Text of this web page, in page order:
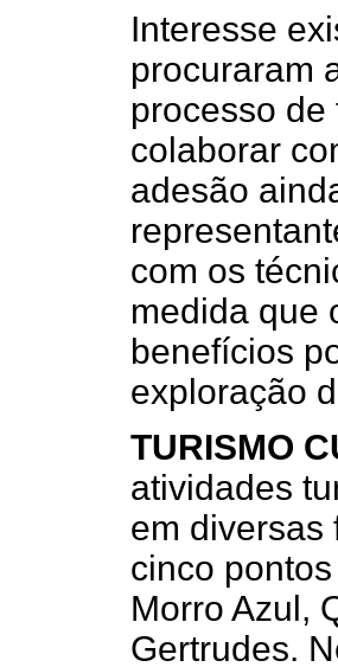
Interesse
procuraram
processo
colaborar
adesão
com os
medida que
benefícios
exploração
TURISMO
atividades
em diversas
cinco
Morro Azul,
Gertrudes.